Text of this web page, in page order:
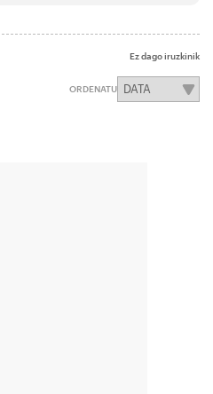
Ez dago iruzkinik
ORDENATU